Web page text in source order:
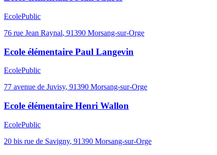
EcolePublic
76 rue Jean Raynal, 91390 Morsang-sur-Orge
Ecole élémentaire Paul Langevin
EcolePublic
77 avenue de Juvisy, 91390 Morsang-sur-Orge
Ecole élémentaire Henri Wallon
EcolePublic
20 bis rue de Savigny, 91390 Morsang-sur-Orge